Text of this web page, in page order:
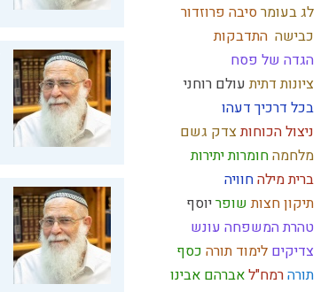
לג בעומרסיבה פרוזדור
כבישה התדבקות
הגדה של פסח
ציונות דתיתעולם רוחני
בכל דרכיך דעהו
ניצול הכוחותצדק גשם
מלחמהחומרות יתירות
ברית מילהחוויה
תיקון חצותשופריוסף
טהרת המשפחה עונש
צדיקים לימוד תורה כסף
תורהרמח"לאברהם אבינו